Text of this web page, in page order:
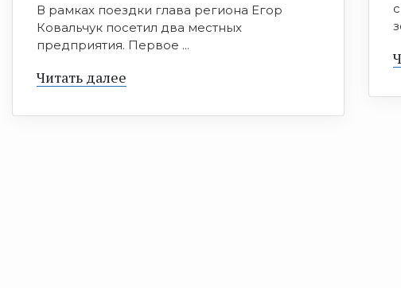
В рамках поездки глава региона Егор
Ковальчук посетил два местных
предприятия. Первое ...
Читать далее